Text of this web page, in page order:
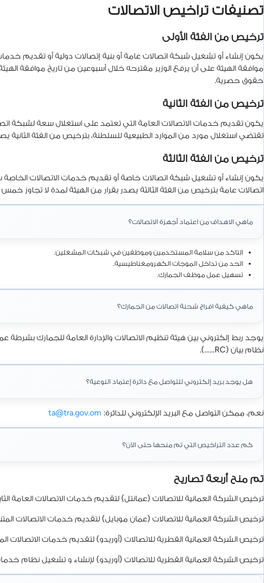
تصنيفات تراخيص الاتصالات
ترخيص من الفئة الأولى
يكون إنشاء أو تشغيل شبكة اتصالات عامة أو بنية إتصالات دولية أو تقديم
موافقة الهيئة على أن يرفع الوزير مقترحه خلال أسبوعين من تاريخ
حقوق حصرية.
ترخيص من الفئة الثانية
يكون تقديم خدمات الاتصالات العامة التي تعتمد على استغلال سعة لشبكة
تقتضي استغلال مورد من الموارد الطبيعية للسلطنة، بترخيص من الفئة الثانية
ترخيص من الفئة الثالثة
يكون إنشاء أو تشغيل شبكة اتصالات خاصة أو تقديم خدمات الاتصالات
اتصالات عامة بترخيص من الفئة الثالثة يصدر بقرار من الهيئة لمدة لا تجاوز
ماهي الاهداف من اعتماد أجهزة الاتصالات؟
التاكد من سلامة المستخدمين وموظفين في شبكات المشغلين.
الحد من تداخل الموجات الكهرومغناطيسية.
تسهيل عمل موظف الجمارك.
ماهي كيفية افراج شحنة اتصالات من الجمارك؟
يوجد ربط إلكتروني بين هيئة تنظيم الاتصالات والإدارة العامة للجمارك
نظام بيان (RC……).
هل يوجد بريد إلكتروني للتواصل مع دائرة إعتماد النوعية؟
نعم، ممكن التواصل مع البريد الإلكتروني للدائرة: ta@tra.gov.om
كم عدد التراخيص التي تم منحها حتى الآن؟
تم منح أربعة تصاريح
ترخيص الشركة العمانية للاتصالات (عمانتل) لتقديم خدمات الاتصالات العامة
ترخيص الشركة العمانية للاتصالات (عمان موبايل) لتقديم خدمات الاتصالات
ترخيص الشركة العمانية القطرية للاتصالات (أوريدو) لتقديم خدمات الاتصالات
ترخيص الشركة العمانية القطرية للاتصالات (أوريدو) لإنشاء و تشغيل نظام